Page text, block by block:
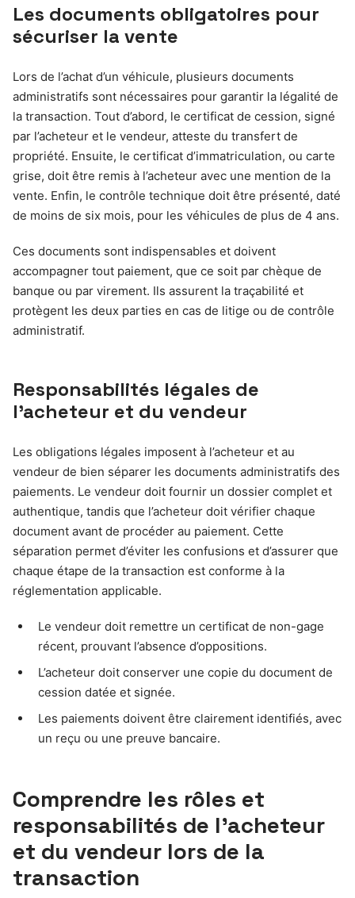
Les documents obligatoires pour
sécuriser la vente
Lors de l’achat d’un véhicule, plusieurs documents
administratifs sont nécessaires pour garantir la légalité de
la transaction. Tout d’abord, le certificat de cession, signé
par l’acheteur et le vendeur, atteste du transfert de
propriété. Ensuite, le certificat d’immatriculation, ou carte
grise, doit être remis à l’acheteur avec une mention de la
vente. Enfin, le contrôle technique doit être présenté, daté
de moins de six mois, pour les véhicules de plus de 4 ans.
Ces documents sont indispensables et doivent
accompagner tout paiement, que ce soit par chèque de
banque ou par virement. Ils assurent la traçabilité et
protègent les deux parties en cas de litige ou de contrôle
administratif.
Responsabilités légales de
l’acheteur et du vendeur
Les obligations légales imposent à l’acheteur et au
vendeur de bien séparer les documents administratifs des
paiements. Le vendeur doit fournir un dossier complet et
authentique, tandis que l’acheteur doit vérifier chaque
document avant de procéder au paiement. Cette
séparation permet d’éviter les confusions et d’assurer que
chaque étape de la transaction est conforme à la
réglementation applicable.
Le vendeur doit remettre un certificat de non-gage
récent, prouvant l’absence d’oppositions.
L’acheteur doit conserver une copie du document de
cession datée et signée.
Les paiements doivent être clairement identifiés, avec
un reçu ou une preuve bancaire.
Comprendre les rôles et
responsabilités de l’acheteur
et du vendeur lors de la
transaction